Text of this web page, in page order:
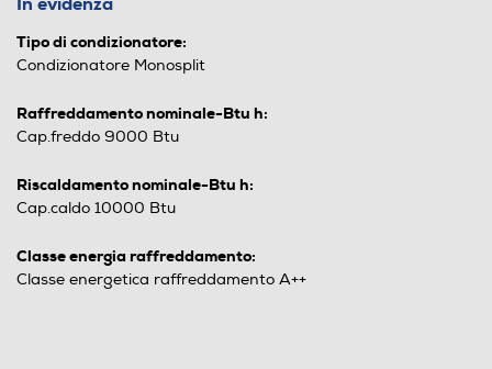
Tipo di condizionatore:
Condizionatore Monosplit
Raffreddamento nominale-Btu h:
Cap.freddo 9000 Btu
Riscaldamento nominale-Btu h:
Cap.caldo 10000 Btu
Classe energia raffreddamento:
Classe energetica raffreddamento A++